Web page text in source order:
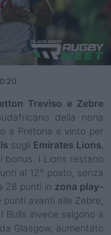
Treviso e Zebre
della nona
a Pretoria e vinto per
sugli Emirates Lions,
bonus. I Lions restano
al 12° posto, senza
28 punti in zona play-
avanti alle Zebre,
Bulls invece salgono a
Glasgow, aumentato